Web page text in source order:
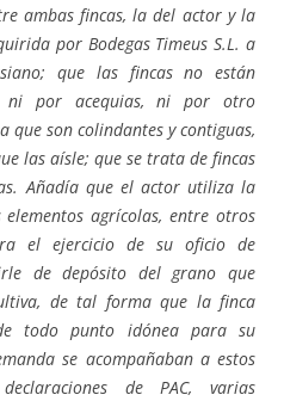
ambas fincas, la del actor y la
por Bodegas Timeus S.L. a
que las fincas no están
ni por acequias, ni por otro
son colindantes y contiguas,
las aísle; que se trata de fincas
Añadía que el actor utiliza la
agrícolas, entre otros
el ejercicio de su oficio de
de depósito del grano que
de tal forma que la finca
todo punto idónea para su
se acompañaban a estos
de PAC, varias